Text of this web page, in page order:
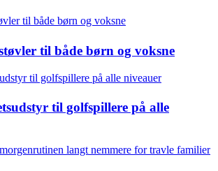
til både børn og voksne
til golfspillere på alle